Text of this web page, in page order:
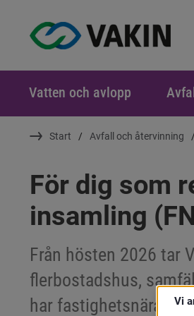
Vatten och avlopp
Start Avfall och återvinning
För dig som
insamling
Från hösten 2026 tar
flerbostadshus,
har fastighetsnära
Vi